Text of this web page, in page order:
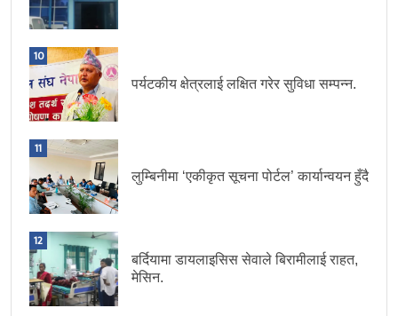
10
पर्यटकीय क्षेत्रलाई लक्षित गरेर सुविधा सम्पन्न.
11
लुम्बिनीमा ‘एकीकृत सूचना पोर्टल’ कार्यान्वयन हुँदै
12
बर्दियामा डायलाइसिस सेवाले बिरामीलाई राहत,
मेसिन.